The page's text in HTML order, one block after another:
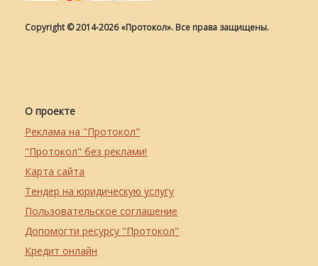
Copyright © 2014-2026 «Протокол». Все права защищены.
О проекте
Реклама на "Протокол"
"Протокол" без реклами!
Карта сайта
Тендер на юридическую услугу
Пользовательское соглашение
Допомогти ресурсу "Протокол"
Кредит онлайн